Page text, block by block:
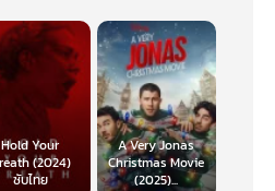
Hold Your
(2024)
ซับไทย
A Very Jonas
Christmas Movie
(2025)...